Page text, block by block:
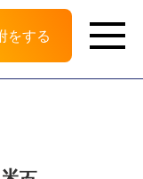
をする